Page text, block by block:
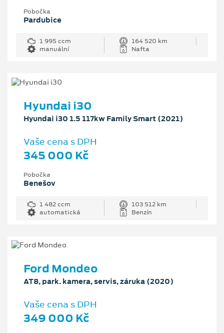
Pobočka
Pardubice
1 995 ccm
164 520 km
manuální
Nafta
Hyundai i30
Hyundai i30 1.5 117kw Family Smart (2021)
Vaše cena s DPH
345 000 Kč
Pobočka
Benešov
1 482 ccm
103 512 km
automatická
Benzín
Ford Mondeo
AT8, park. kamera, servis, záruka (2020)
Vaše cena s DPH
349 000 Kč